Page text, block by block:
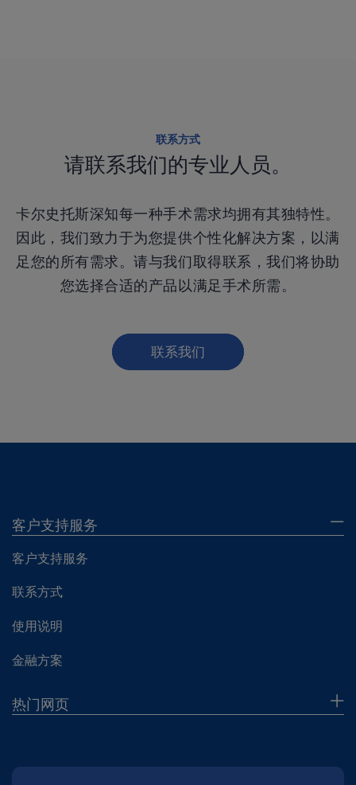
联系方式
请联系我们的专业人员。
卡尔史托斯深知每一种手术需求均拥有其独特性。
因此，我们致力于为您提供个性化解决方案，以满
足您的所有需求。请与我们取得联系，我们将协助
您选择合适的产品以满足手术所需。
联系我们
客户支持服务
客户支持服务
联系方式
使用说明
金融方案
热门网页